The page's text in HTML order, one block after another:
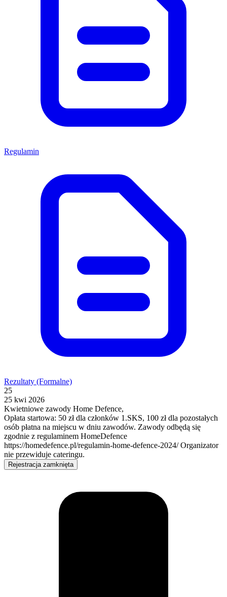
Regulamin
Rezultaty (Formalne)
25
25 kwi 2026
Kwietniowe zawody Home Defence,
Opłata startowa: 50 zł dla członków 1.SKS, 100 zł dla pozostałych
osób płatna na miejscu w dniu zawodów. Zawody odbędą się
zgodnie z regulaminem HomeDefence
https://homedefence.pl/regulamin-home-defence-2024/ Organizator
nie przewiduje cateringu.
Rejestracja zamknięta